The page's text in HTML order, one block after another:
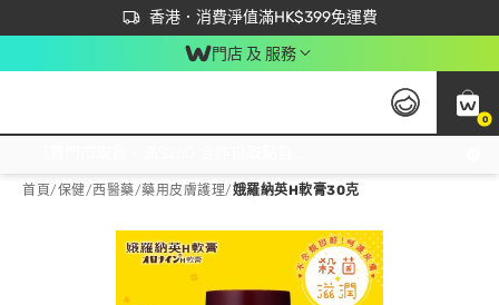
香港．消費淨值滿HK$399免運費
立即成為易賞錢會員盡享獨家優惠
首次APP下單買滿$450 輸入 NEWAPP 即減$50
門店 及 服務
0
首頁/保健/西醫藥/藥用皮膚護理/娥羅納英H軟膏30克